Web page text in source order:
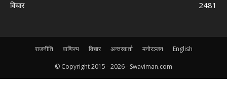
विचार
2481
राजनीति वाणिज्य विचार अन्तरवार्ता मनोरञ्जन English
© Copyright 2015 -2026 - Swaviman.com